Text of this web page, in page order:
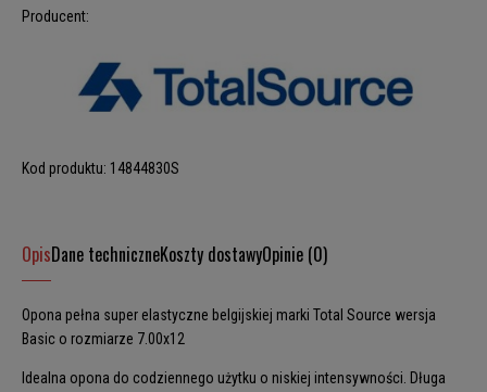
Producent:
Kod produktu: 14844830S
OpisDane techniczneKoszty dostawyOpinie (0)
Opona pełna super elastyczne belgijskiej marki Total Source wersja
Basic o rozmiarze 7.00x12
Idealna opona do codziennego użytku o niskiej intensywności. Długa